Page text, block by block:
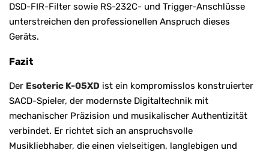
DSD-FIR-Filter sowie RS-232C- und Trigger-Anschlüsse
unterstreichen den professionellen Anspruch dieses
Geräts.
Fazit
Der Esoteric K-05XD ist ein kompromisslos konstruierter
SACD-Spieler, der modernste Digitaltechnik mit
mechanischer Präzision und musikalischer Authentizität
verbindet. Er richtet sich an anspruchsvolle
Musikliebhaber, die einen vielseitigen, langlebigen und